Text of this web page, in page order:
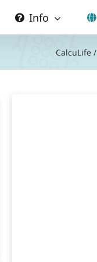
Info
CalcuLife /